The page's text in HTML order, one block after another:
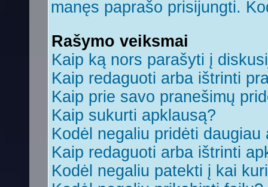
manęs paprašo prisijungti.
Rašymo veiksmai
Kaip ką nors parašyti į
Kaip redaguoti arba ištrinti
Kaip prie savo pranešimų
Kaip sukurti apklausą?
Kodėl negaliu pridėti
Kaip redaguoti arba ištrinti
Kodėl negaliu patekti į kai